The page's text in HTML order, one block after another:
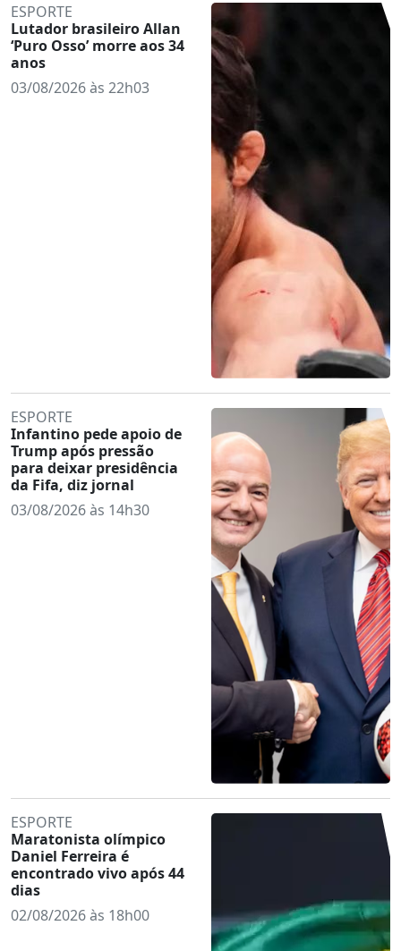
ESPORTE
Lutador brasileiro Allan
‘Puro Osso’ morre aos 34
anos
03/08/2026 às 22h03
ESPORTE
Infantino pede apoio de
Trump após pressão
para deixar presidência
da Fifa, diz jornal
03/08/2026 às 14h30
ESPORTE
Maratonista olímpico
Daniel Ferreira é
encontrado vivo após 44
dias
02/08/2026 às 18h00